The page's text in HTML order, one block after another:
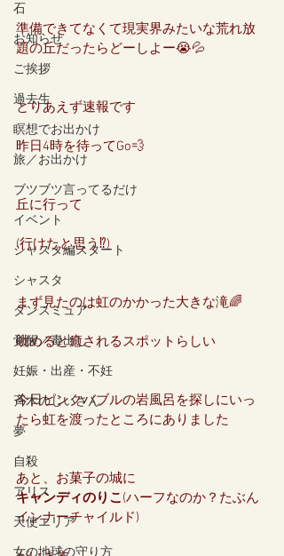
石
お知らせ
ご挨拶
過去生
瞑想でお出かけ
旅／お出かけ
ブツブツ言ってるだけ
イベント
シャスタ編スタート
シャスタ
ダンスミュア
覚醒／毒出し
妊娠・出産・不妊
斉木のじいさん
夢
自殺
アリス
天使エリア
女の地球の守り方
準備できてなくて現実界みたいな荒れ放
題の丘だったらどーしよー😭💦
とりあえず速報です
昨日4時を待ってGo💨
丘に行って
(行けたと思う⁉️)
まず見たのは虹のかかった大きな滝🌈
眺めると癒されるスポットらしい
今日ピンクバブルの岩風呂を探しにいっ
たら虹を渡ったところにありました
あと、お菓子の城に
キャンディのりこ(ハーフなのか？たぶん
インナーチャイルド)